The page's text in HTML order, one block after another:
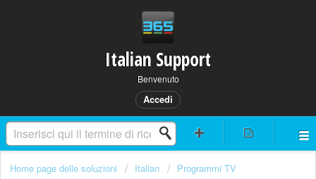
Italian Support
Benvenuto
Accedi
Home page delle soluzioni Italian Programmi TV